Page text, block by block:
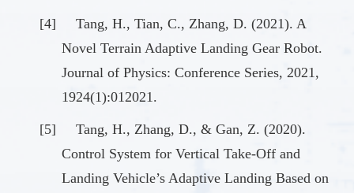
[4]
Tang, H., Tian, C., Zhang, D. (2021). A
Novel Terrain Adaptive Landing Gear Robot.
Journal of Physics: Conference Series, 2021,
1924(1):012021.
[5]
Tang, H., Zhang, D., & Gan, Z. (2020).
Control System for Vertical Take-Off and
Landing Vehicle’s Adaptive Landing Based on